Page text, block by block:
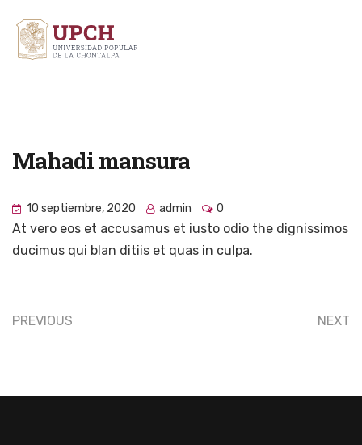
Mahadi mansura
10 septiembre, 2020 admin 0
At vero eos et accusamus et iusto odio the dignissimos
ducimus qui blan ditiis et quas in culpa.
PREVIOUS NEXT